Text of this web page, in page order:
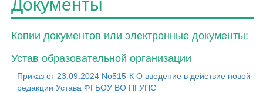
Документы
Копии документов или электронные документы:
Устав образовательной организации
Приказ от 23.09.2024 No515-К О введение в действие новой
редакции Устава ФГБОУ ВО ПГУПС